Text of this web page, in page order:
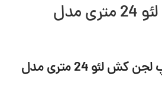
پمپ لجن کش لئو 24 متری مدل
مشخصات فنی پمپ لجن کش لئو 24 متری مدل